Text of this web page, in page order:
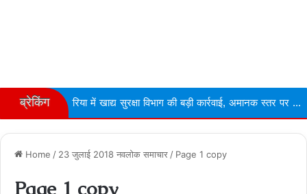
ब्रेकिंग
में खाद्य सुरक्षा विभाग की बड़ी कार्रवाई, अमानक स्तर पर ...
Home / 23 जुलाई 2018 नवलोक समाचार / Page 1 copy
Page 1 copy